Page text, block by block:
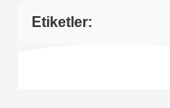
Etiketler: